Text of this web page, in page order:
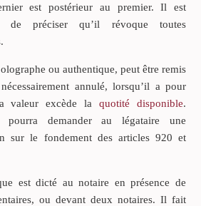
est postérieur au premier. Il est
de préciser qu’il révoque toutes
ou authentique, peut être remis
annulé, lorsqu’il a pour
valeur excède laquotité disponible.
pourra demander au légataire une
sur le fondement des articles 920 et
est dicté au notaire en présence de
ou devant deux notaires. Il fait